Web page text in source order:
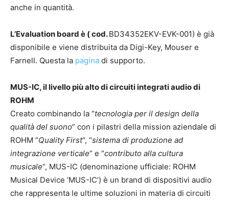
anche in quantità.
L’Evaluation board è ( cod.BD34352EKV-EVK-001) è già
disponibile e viene distribuita da Digi-Key, Mouser e
Farnell. Questa la pagina di supporto.
MUS-IC, il livello più alto di circuiti integrati audio di
ROHM
Creato combinando la “tecnologia per il design della
qualità del suono” con i pilastri della mission aziendale di
ROHM “Quality First“, “sistema di produzione ad
integrazione verticale” e “contributo alla cultura
musicale“, MUS-IC (denominazione ufficiale: ROHM
Musical Device ‘MUS-IC’) è un brand di dispositivi audio
che rappresenta le ultime soluzioni in materia di circuiti